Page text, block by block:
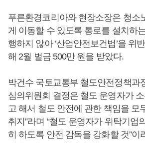
푸른환경코리아와 현장소장은 청소
게 이동할 수 있도록 통로를 설치하
행하지 않아 ‘산업안전보건법’을 위
해 2월 벌금 500만 원을 받았다.
박건수 국토교통부 철도안전정책과
심의위원회 결정은 철도 운영자가
고 해서 철도 안전에 관한 책임을 모
취지”라며 “철도 운영자가 위탁기업
히 하도록 안전 감독을 강화할 것”이